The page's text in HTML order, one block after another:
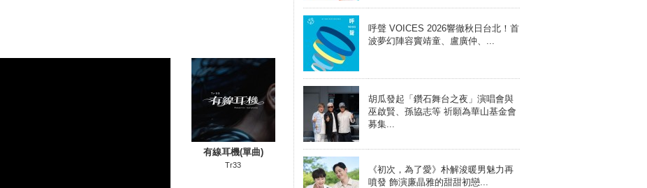
有線耳機(單曲)
Tr33
呼聲 VOICES 2026響徹秋日台北！首
波夢幻陣容竇靖童、盧廣仲、...
胡瓜發起「鑽石舞台之夜」演唱會與
巫啟賢、孫協志等 祈願為華山基金會
募集...
《初次，為了愛》朴解浚暖男魅力再
噴發 飾演廉晶雅的甜甜初戀...